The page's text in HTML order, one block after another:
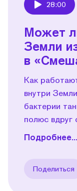
28:00
Может
Земли
в
Как
внутри
бактерии
полюс вдруг
Подробнее...
Поделиться